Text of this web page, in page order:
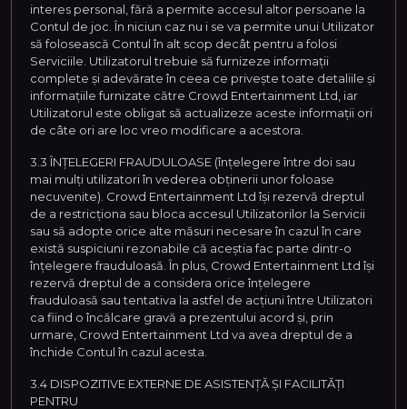
interes personal, fără a permite accesul altor persoane la
Contul de joc. În niciun caz nu i se va permite unui Utilizator
să folosească Contul în alt scop decât pentru a folosi
Serviciile. Utilizatorul trebuie să furnizeze informații
complete și adevărate în ceea ce privește toate detaliile și
informațiile furnizate către Crowd Entertainment Ltd, iar
Utilizatorul este obligat să actualizeze aceste informații ori
de câte ori are loc vreo modificare a acestora.
3.3 ÎNȚELEGERI FRAUDULOASE (înțelegere între doi sau
mai mulți utilizatori în vederea obținerii unor foloase
necuvenite). Crowd Entertainment Ltd își rezervă dreptul
de a restricționa sau bloca accesul Utilizatorilor la Servicii
sau să adopte orice alte măsuri necesare în cazul în care
există suspiciuni rezonabile că aceștia fac parte dintr-o
înțelegere frauduloasă. În plus, Crowd Entertainment Ltd își
rezervă dreptul de a considera orice înțelegere
frauduloasă sau tentativa la astfel de acțiuni între Utilizatori
ca fiind o încălcare gravă a prezentului acord și, prin
urmare, Crowd Entertainment Ltd va avea dreptul de a
închide Contul în cazul acesta.
3.4 DISPOZITIVE EXTERNE DE ASISTENȚĂ ȘI FACILITĂȚI
PENTRU